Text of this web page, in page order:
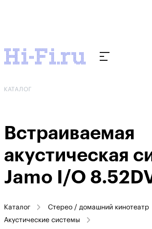
КАТАЛОГ
Встраиваемая
акустическая
Jamo I/O
Каталог
Стерео / домашний кинотеатр
Акустические системы